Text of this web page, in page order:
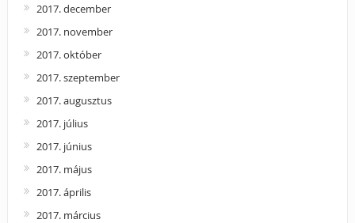
2017. december
2017. november
2017. október
2017. szeptember
2017. augusztus
2017. július
2017. június
2017. május
2017. április
2017. március